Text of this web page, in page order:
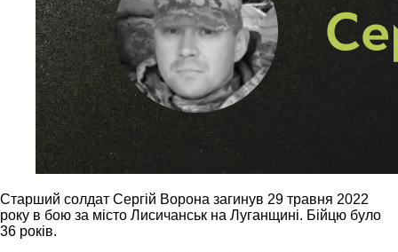
Старший солдат Сергій Ворона загинув 29 травня 2022
року в бою за місто Лисичанськ на Луганщині. Бійцю було
36 років.